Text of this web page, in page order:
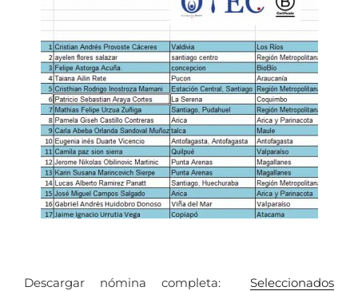
Descargar nómina completa: Seleccionados